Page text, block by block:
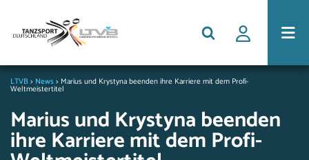
LTVB> News> Marius und Krystyna beenden ihre Karriere mit dem Profi-
Weltmeistertitel
Marius und Krystyna beenden
ihre Karriere mit dem Profi-